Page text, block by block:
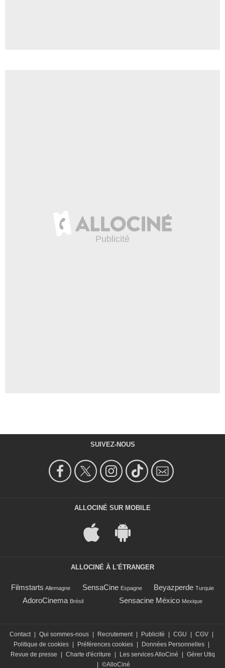
SUIVEZ-NOUS
ALLOCINÉ SUR MOBILE
ALLOCINÉ À L'ÉTRANGER
Filmstarts Allemagne SensaCine Espagne Beyazperde Turquie
AdoroCinema Brésil Sensacine México Mexique
Contact Qui sommes-nous Recrutement Publicité CGU CGV
Politique de cookies
Préférences cookies Données Personnelles
Revue de presse
Charte d'écriture Les services AlloCiné
Gérer Utiq
©AlloCiné